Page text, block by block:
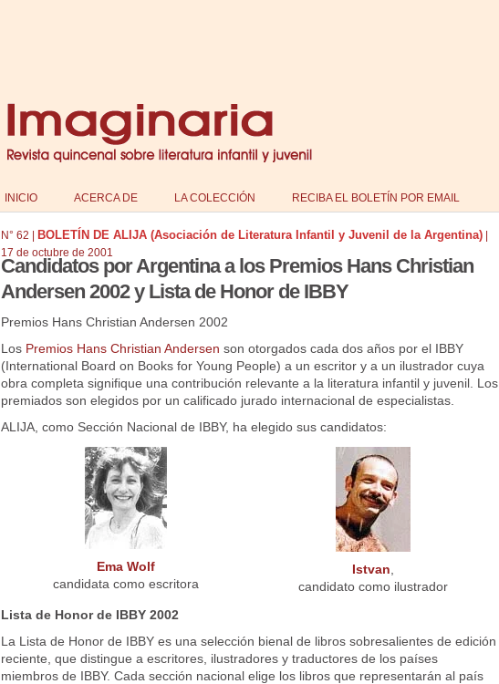
INICIO ACERCA DE LA COLECCIÓN RECIBA EL BOLETÍN POR EMAIL
N° 62 BOLETÍN DE ALIJA (Asociación de Literatura Infantil y Juvenil de la Argentina)
17 de octubre de 2001
Candidatos por Argentina a los Premios Hans Christian
Andersen 2002 y Lista de Honor de IBBY
Premios Hans Christian Andersen 2002
Los Premios Hans Christian Andersen son otorgados cada dos años por el IBBY
(International Board on Books for Young People) a un escritor y a un ilustrador cuya
obra completa signifique una contribución relevante a la literatura infantil y juvenil. Los
premiados son elegidos por un calificado jurado internacional de especialistas.
ALIJA, como Sección Nacional de IBBY, ha elegido sus candidatos:
Ema Wolf
candidata como escritora
Istvan
candidato como ilustrador
Lista de Honor de IBBY 2002
La Lista de Honor de IBBY es una selección bienal de libros sobresalientes de edición
reciente, que distingue a escritores, ilustradores y traductores de los países
miembros de IBBY. Cada sección nacional elige los libros que representarán al país